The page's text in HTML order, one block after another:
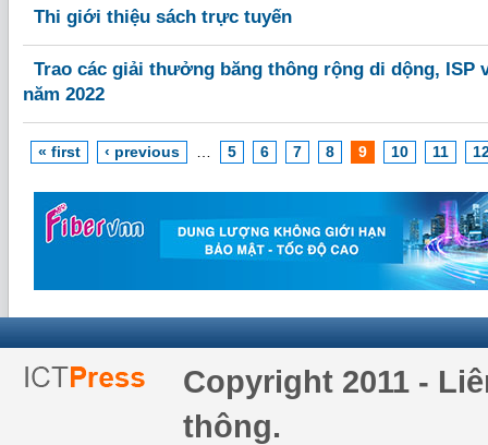
Thi giới thiệu sách trực tuyến
Trao các giải thưởng băng thông rộng di dộng, ISP
năm 2022
« first ‹ previous 5 6 7 8 9 10 11
Copyright 2011 -
thông.